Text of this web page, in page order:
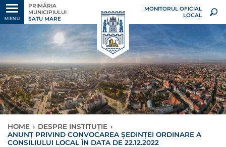
MENU
PRIMĂRIA
MUNICIPIULUI
SATU MARE
MONITORUL OFICIAL
LOCAL
HOME › DESPRE INSTITUȚIE ›
ANUNȚ PRIVIND CONVOCAREA ȘEDINȚEI ORDINARE A
CONSILIULUI LOCAL ÎN DATA DE 22.12.2022